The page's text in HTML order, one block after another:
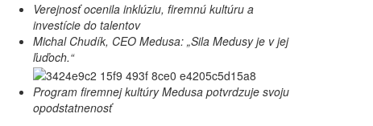
Verejnosť ocenila inklúziu, firemnú kultúru a
investície do talentov
Michal Chudík, CEO Medusa: „Sila Medusy je v jej
ľuďoch.“
Program firemnej kultúry Medusa potvrdzuje svoju
opodstatnenosť